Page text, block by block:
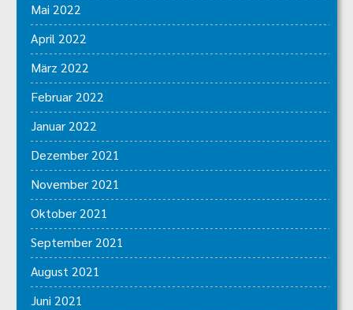
Mai 2022
April 2022
März 2022
Februar 2022
Januar 2022
Dezember 2021
November 2021
Oktober 2021
September 2021
August 2021
Juni 2021